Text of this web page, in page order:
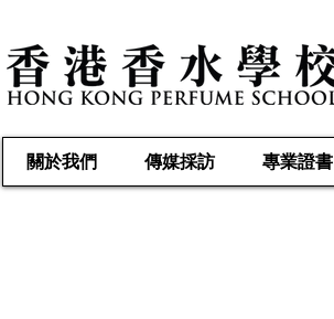
關於我們 傳媒採訪 專業證書